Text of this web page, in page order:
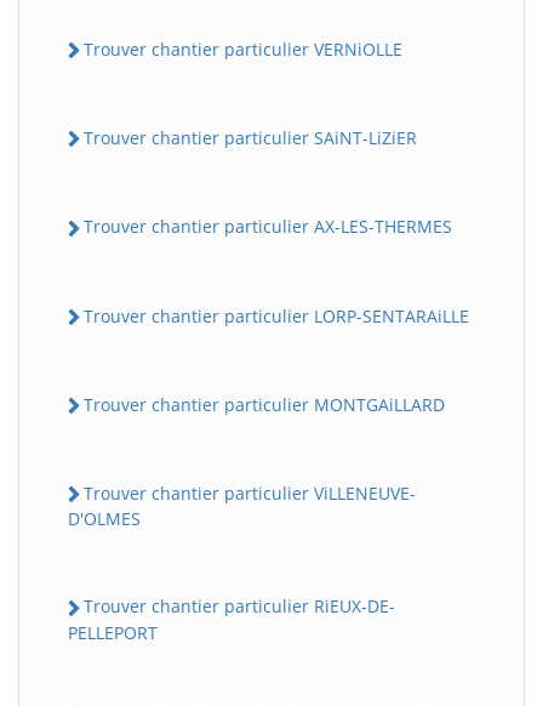
Trouver chantier particulier VERNiOLLE
Trouver chantier particulier SAiNT-LiZiER
Trouver chantier particulier AX-LES-THERMES
Trouver chantier particulier LORP-SENTARAiLLE
Trouver chantier particulier MONTGAiLLARD
Trouver chantier particulier ViLLENEUVE-
D'OLMES
Trouver chantier particulier RiEUX-DE-
PELLEPORT